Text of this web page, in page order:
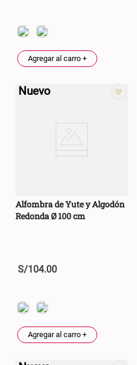
Agregar al carro +
Nuevo
Alfombra de Yute y Algodón
Redonda Ø 100 cm
S/104.00
Agregar al carro +